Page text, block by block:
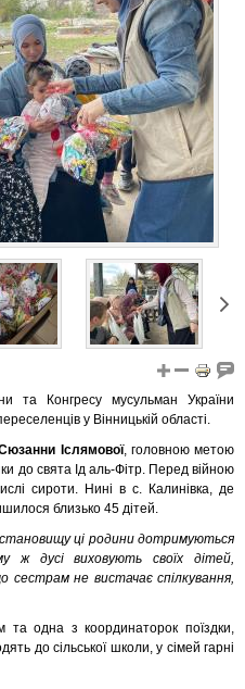
та Конгресу мусульман України
у Вінницькій області.
Іслямової, головною метою
до свята Ід аль-Фітр. Перед війною
сироти. Нині в с. Калинівка, де
близько 45 дітей.
ці родини дотримуються
ж дусі виховують своїх дітей,
не вистачає спілкування,
одна з координаторок поїздки,
до сільської школи, у сімей гарні